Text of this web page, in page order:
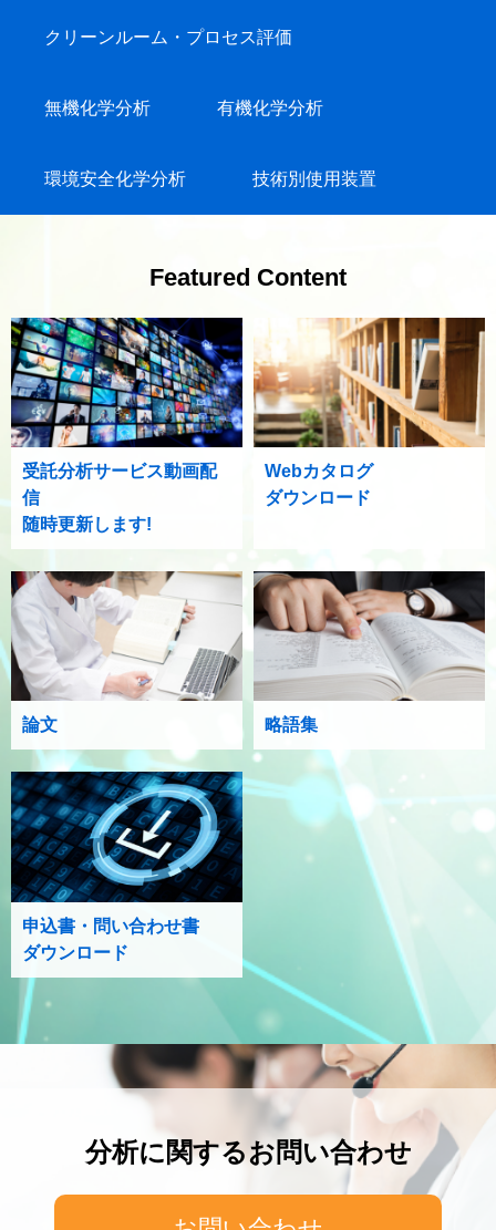
クリーンルーム・プロセス評価
無機化学分析 有機化学分析
環境安全化学分析 技術別使用装置
Featured Content
受託分析サービス動画配
信
随時更新します!
Webカタログ
ダウンロード
論文 略語集
申込書・問い合わせ書
ダウンロード
分析に関するお問い合わせ